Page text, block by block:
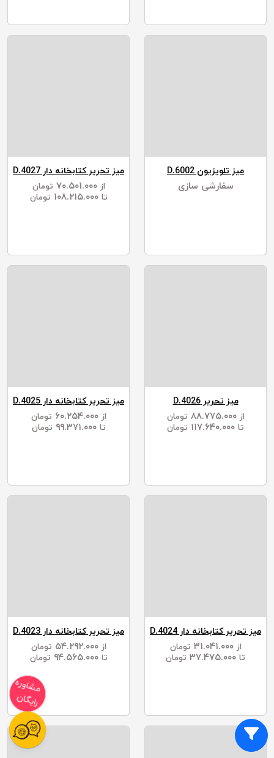
میز تلویزیون D.6002
سفارشی سازی
میز تحریر کتابخانه دار D.4027
از ۷۰.۵۰۱.۰۰۰
تومان
تا ۱۰۸.۲۱۵.۰۰۰ تومان
میز تحریر D.4026
از ۸۸.۷۷۵.۰۰۰
تومان
تا
تومان
میز تحریر کتابخانه دار D.4025
از ۶۰.۲۵۴.۰۰۰
تومان
تا ۹۹.۳۷۱.۰۰۰ تومان
میز تحریر کتابخانه دار D.4024
از ۳۱.۰۴۱.۰۰۰
تومان
تا
تومان
میز تحریر کتابخانه دار D.4023
از ۵۴.۲۹۲.۰۰۰
تومان
تا ۹۴.۵۶۵.۰۰۰ تومان
مشاوره
رایگان